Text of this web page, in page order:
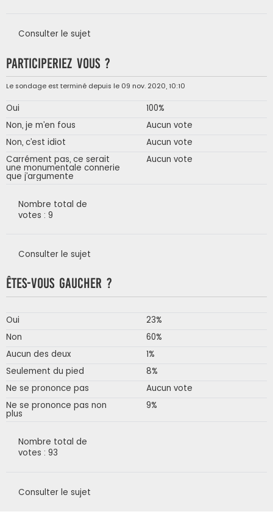
Consulter le sujet
Participeriez vous ?
Le sondage est terminé depuis le 09 nov. 2020, 10:10
Oui
100%
Non, je m’en fous
Aucun vote
Non, c’est idiot
Aucun vote
Carrément pas, ce serait
une monumentale connerie
que j’argumente
Aucun vote
Nombre total de
votes : 9
Consulter le sujet
Êtes-vous gaucher ?
Oui
23%
Non
60%
Aucun des deux
1%
Seulement du pied
8%
Ne se prononce pas
Aucun vote
Ne se prononce pas non
plus
9%
Nombre total de
votes : 93
Consulter le sujet